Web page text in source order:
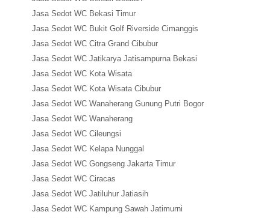
Jasa Sedot WC Bekasi Timur
Jasa Sedot WC Bukit Golf Riverside Cimanggis
Jasa Sedot WC Citra Grand Cibubur
Jasa Sedot WC Jatikarya Jatisampurna Bekasi
Jasa Sedot WC Kota Wisata
Jasa Sedot WC Kota Wisata Cibubur
Jasa Sedot WC Wanaherang Gunung Putri Bogor
Jasa Sedot WC Wanaherang
Jasa Sedot WC Cileungsi
Jasa Sedot WC Kelapa Nunggal
Jasa Sedot WC Gongseng Jakarta Timur
Jasa Sedot WC Ciracas
Jasa Sedot WC Jatiluhur Jatiasih
Jasa Sedot WC Kampung Sawah Jatimurni